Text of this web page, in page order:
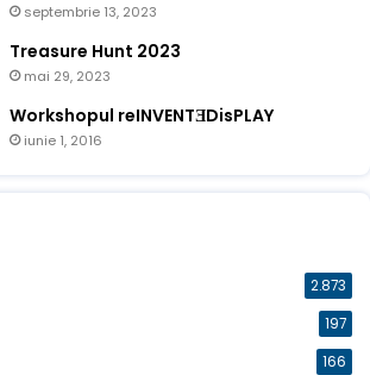
septembrie 13, 2023
Treasure Hunt 2023
mai 29, 2023
Workshopul reINVENTƎDisPLAY
iunie 1, 2016
2.873
197
166